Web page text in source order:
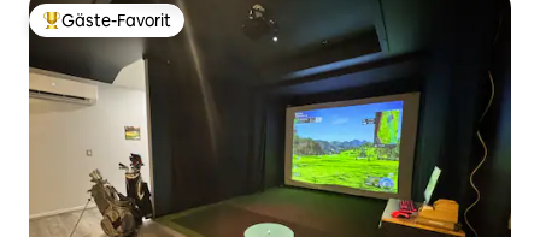
Beliebter Gäste-Favorit.
Gäste-Favorit